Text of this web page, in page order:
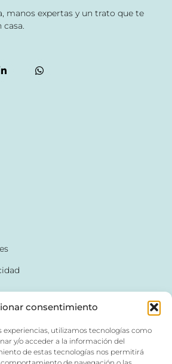
consentimiento
experiencias, utilizamos tecnologías como
y/o acceder a la información del
de estas tecnologías nos permitirá
manos expertas y un trato que te
Carrilero, 7, 02005 Albacete